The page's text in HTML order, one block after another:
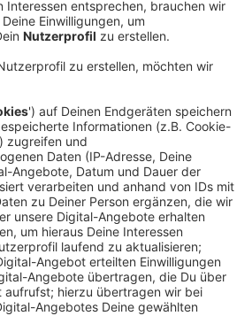
August 2026 steht in Bocholt das
an, natürlich wieder mit
Bühnenprogramm. Das Gelände
zum ersten Mal eingezäunt, das
Stadtmarketing mit. Demnach
mit Taschenkontrollen.
die als Waffen verwendet